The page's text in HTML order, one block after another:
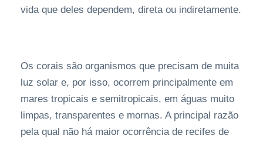
vida que deles dependem, direta ou indiretamente.
Os corais são organismos que precisam de muita
luz solar e, por isso, ocorrem principalmente em
mares tropicais e semitropicais, em águas muito
limpas, transparentes e mornas. A principal razão
pela qual não há maior ocorrência de recifes de